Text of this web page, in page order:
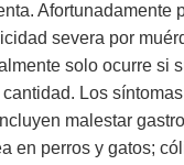
Afortunadamente
severa por
solo ocurre si
Los
malestar
en perros y gatos;